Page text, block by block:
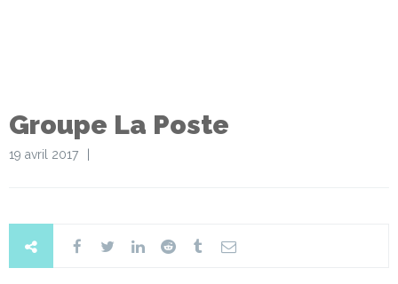
Groupe La Poste
19 avril 2017